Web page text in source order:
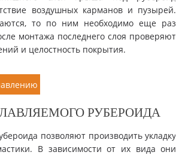
воздушных карманов и пузырей.
то по ним необходимо еще раз
монтажа последнего слоя проверяют
и целостность покрытия.
РУБЕРОИДА
позволяют производить укладку
В зависимости от их вида они